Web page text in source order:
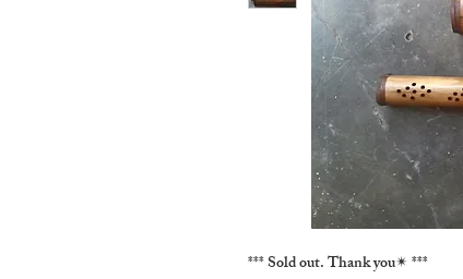
*** Sold out. Thank you✴ ***